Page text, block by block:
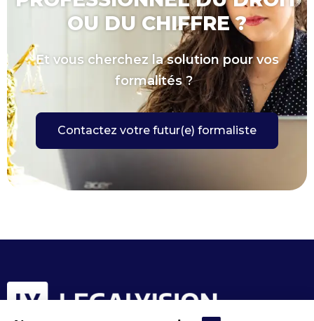
OU DU CHIFFRE ?
Et vous cherchez la solution pour vos
formalités ?
Contactez votre futur(e) formaliste